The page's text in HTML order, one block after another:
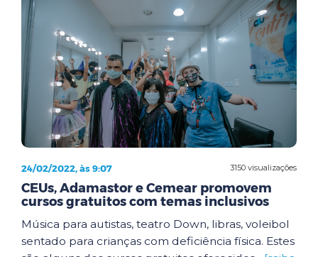
3150 visualizações
24/02/2022, às 9:07
CEUs, Adamastor e Cemear promovem
cursos gratuitos com temas inclusivos
Música para autistas, teatro Down, libras, voleibol
sentado para crianças com deficiência física. Estes